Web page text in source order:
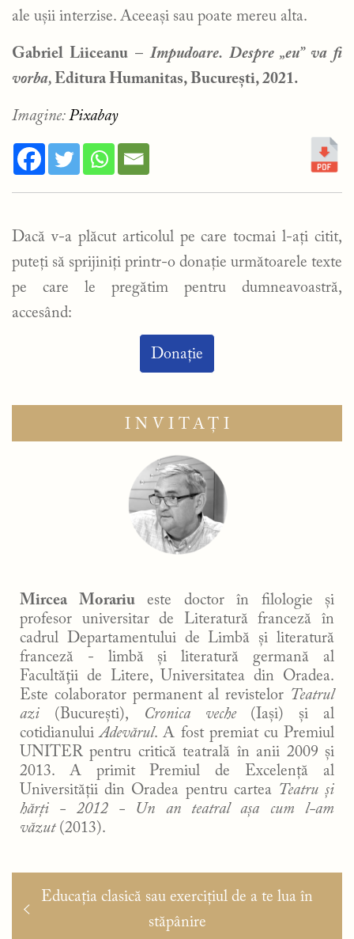
ale ușii interzise. Aceeași sau poate mereu alta.
Gabriel Liiceanu –Impudoare. Despre „eu” va fi
vorba, Editura Humanitas, București, 2021.
Imagine: Pixabay
Dacă v-a plăcut articolul pe care tocmai l-ați citit,
puteți să sprijiniți printr-o donație următoarele texte
pe care le pregătim pentru dumneavoastră,
accesând:
Donație
INVITAȚI
Mircea Morariueste doctor în filologie și
profesor universitar de Literatură franceză în
cadrul Departamentului de Limbă şi literatură
franceză - limbă și literatură germană al
Facultăţii de Litere, Universitatea din Oradea.
Este colaborator permanent al revistelor Teatrul
azi (București), Cronica veche(Iaşi) și al
cotidianuluiAdevărul. A fost premiat cu Premiul
UNITER pentru critică teatrală în anii 2009 și
2013. A primit Premiul de Excelență al
Universității din Oradea pentru cartea Teatru și
hărți - 2012 - Un an teatral așa cum l-am
văzut(2013).
Navigare
în
Articolul
Educația clasică sau exercițiul de a te lua în
stăpânire